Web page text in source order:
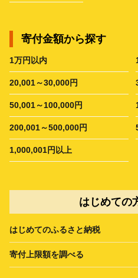
寄付金額から探す
1万円以内
20,001～30,000円
50,001～100,000円
200,001～500,000円
1,000,001円以上
はじめての
はじめてのふるさと納税
寄付上限額を調べる